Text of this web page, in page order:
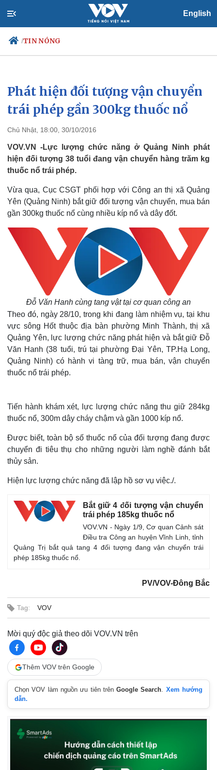
English
/TIN NÓNG
Chính trị
Đảng
Tổ chức nhân sự
Nhận diện sự thật
Xã hội
Tin 24h
Dự báo thời tiết
Việc làm
Biển đảo
Quan sát
Cuộc sống đó đây
Ảnh
Infographic
Phát hiện đối tượng vận chuyển
trái phép gần 300kg thuốc nổ
Chủ Nhật, 18:00, 30/10/2016
VOV.VN -Lực lượng chức năng ở Quảng Ninh phát
hiện đối tượng 38 tuổi đang vận chuyển hàng trăm kg
thuốc nổ trái phép.
Vừa qua, Cục CSGT phối hợp với Công an thị xã Quảng
Yên (Quảng Ninh) bắt giữ đối tượng vận chuyển, mua bán
gần 300kg thuốc nổ cùng nhiều kíp nổ và dây đốt.
Đỗ Văn Hanh cùng tang vật tại cơ quan công an
Theo đó, ngày 28/10, trong khi đang làm nhiệm vụ, tại khu
vực sông Hốt thuộc địa bàn phường Minh Thành, thị xã
Quảng Yên, lực lượng chức năng phát hiện và bắt giữ Đỗ
Văn Hanh (38 tuổi, trú tại phường Đại Yên, TP.Hạ Long,
Quảng Ninh) có hành vi tàng trữ, mua bán, vận chuyển
thuốc nổ trái phép.
Tiến hành khám xét, lực lượng chức năng thu giữ 284kg
thuốc nổ, 300m dây cháy chậm và gần 1000 kíp nổ.
Được biết, toàn bộ số thuốc nổ của đối tượng đang được
chuyển đi tiêu thụ cho những người làm nghề đánh bắt
thủy sản.
Hiện lực lượng chức năng đã lập hồ sơ vụ việc./.
Bắt giữ 4 đối tượng vận chuyển
trái phép 185kg thuốc nổ
VOV.VN - Ngày 1/9, Cơ quan Cảnh sát
Điều tra Công an huyện Vĩnh Linh, tỉnh
Quảng Trị bắt quả tang 4 đối tượng đang vận chuyển trái
phép 185kg thuốc nổ.
PV/VOV-Đông Bắc
Tag: VOV
Mời quý độc giả theo dõi VOV.VN trên
Thêm VOV trên Google
Chọn VOV làm nguồn ưu tiên trênGoogle Search. Xem hướng
dẫn.